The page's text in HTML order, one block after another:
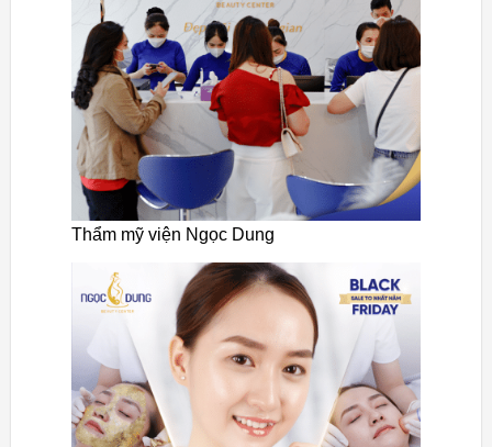
Thẩm mỹ viện Ngọc Dung